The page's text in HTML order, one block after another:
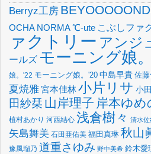
Berryz工房
OCHA NORMA℃-ute こぶしファ
ァクトリー アンジ
ールズ モーニング娘。
娘。'22 モーニング娘。'20 中島早貴 佐
夏焼雅宮本佳林小片リサ 小
田紗栞 山岸理子 岸本ゆめ
植村あかり 河西結心 浅倉樹々 清水佐
矢島舞美 石田亜佑美 福田真琳 秋山
豫風瑠乃 道重さゆみ 野中美希 鈴木愛